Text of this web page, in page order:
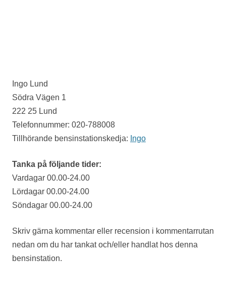
Ingo Lund
Södra Vägen 1
222 25 Lund
Telefonnummer: 020-788008
Tillhörande bensinstationskedja: Ingo
Tanka på följande tider:
Vardagar 00.00-24.00
Lördagar 00.00-24.00
Söndagar 00.00-24.00
Skriv gärna kommentar eller recension i kommentarrutan
nedan om du har tankat och/eller handlat hos denna
bensinstation.